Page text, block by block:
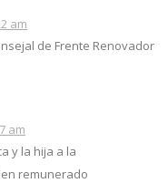
am
de Frente Renovador
am
y la hija a la
remunerado